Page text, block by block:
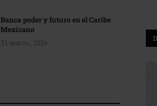
Banca poder y futuro en el Caribe
Mexicano
31 marzo, 2026